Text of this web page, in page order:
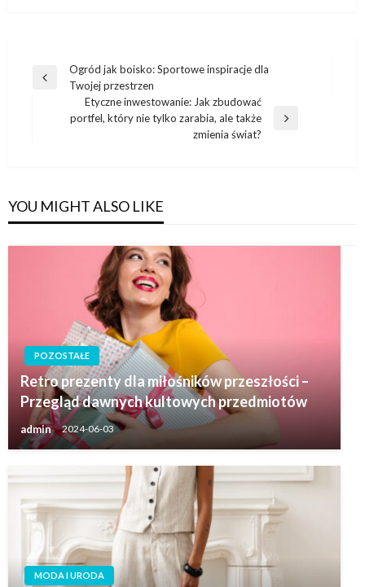
Nawigacja
wpisu
Previous
Ogród jak boisko: Sportowe inspiracje dla
Twojej przestrzen
Next
Etyczne inwestowanie: Jak zbudować
portfel, który nie tylko zarabia, ale także
zmienia świat?
YOU MIGHT ALSO LIKE
POZOSTAŁE
Retro prezenty dla miłośników przeszłości –
Przegląd dawnych kultowych przedmiotów
admin 2024-06-03
MODA I URODA